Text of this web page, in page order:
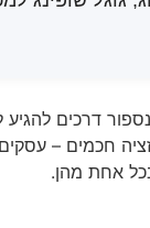
דרכים
חכמים –
אחת מהן.